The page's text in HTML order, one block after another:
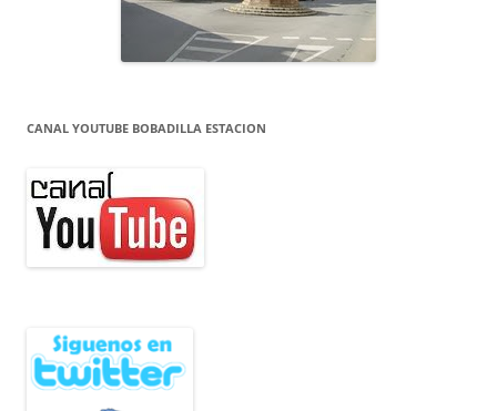
CANAL YOUTUBE BOBADILLA ESTACION